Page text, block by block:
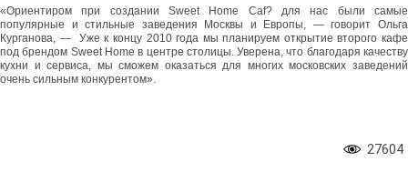
«Ориентиром при создании Sweet Home Caf? для нас были самые
популярные и стильные заведения Москвы и Европы, — говорит Ольга
Курганова, — Уже к концу 2010 года мы планируем открытие второго кафе
под брендом Sweet Home в центре столицы. Уверена, что благодаря качеству
кухни и сервиса, мы сможем оказаться для многих московских заведений
очень сильным конкурентом».
27604